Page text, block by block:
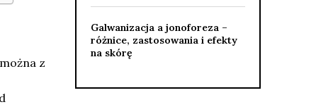
z
Galwanizacja a jonoforeza –
różnice, zastosowania i efekty
na skórę